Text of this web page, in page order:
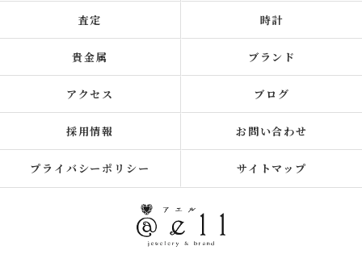
査定 時計
貴金属 ブランド
アクセス ブログ
採用情報 お問い合わせ
プライバシーポリシー サイトマップ